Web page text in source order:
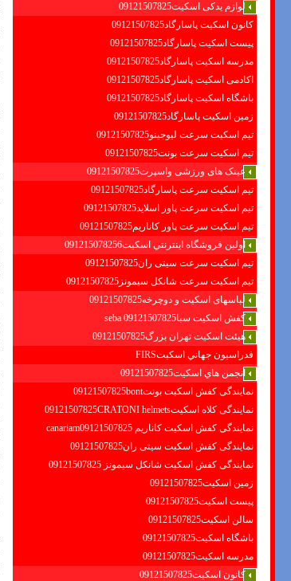
لوازم یدکی اسکیت09121507825
کانون اسکیت پاسارگاد09121507825
پیست اسکیت پاسارگاد09121507825
مدرسه اسکیت پاسارگاد09121507825
اکادمی اسکیت پاسارگاد09121507825
باشگاه اسکیت پاسارگاد09121507825
زمین اسکیت پاسارگاد09121507825
تیم اسکیت سرعت لیوجینو09121507825
تیم اسکیت سرعت بونت09121507825
عینک های ورزشی واسپرت09121507825
تیم اسکیت سرعت پاسارگاد09121507825
تیم اسکیت سرعت پاور اسلاید09121507825
تیم اسکیت سرعت پاور کاناریم09121507825
اولين فروشگاه اينترنتي اسكيت091215078256
تیم اسکیت سرعت سیتی ران09121507825
تیم اسکیت سرعت شانکل سیمونز09121507825
لباسهای اسکیت و دوچرخه09121507825
کفش اسکیت سبا09121507825 seba
هیئت اسکیت تهران بزرگ09121507825
فدراسيون جهاني اسكيتFIRS
انجمن هاي اسكيت09121507825
نمایندگی کفش اسکیت بونت09121507825bont
نمایندگی کلاه اسکیت09121507825CRATONI helmets
نمایندگی کفش اسکیت كاناريم canariam09121507825
نمایندگی کفش اسکیت سیتی ران09121507825
نمایندگی کفش اسکیت شانكل سيمونز 09121507825
زمین اسکیت09121507825
پیست اسکیت09121507825
سالن اسکیت09121507825
باشگاه اسکیت09121507825
مدرسه اسکیت09121507825
کانون اسکیت09121507825